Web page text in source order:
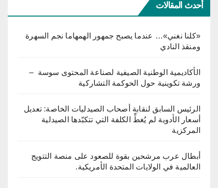
أحدث المقالات
«كلنا نغني»… عندما يصبح جمهور الهمهاما نجم السهرة
ومنقذ النادي
الأكاديمية الوطنية الصيفية لصناعة المحتوى سوسة –
ورشة تكوينية حول الحوكمة التشاركية
الرئيس السابق لنقابة أصحاب الصيدليات الخاصة: تعديل
أسعار الأدوية لم يُغطِّ الكلفة التي تتكبّدها الصيدلية
المركزية
أبطال عرب مرشحين بقوة للصعود على منصة التتويج
العالمية في الولايات المتحدة الأمريكية.